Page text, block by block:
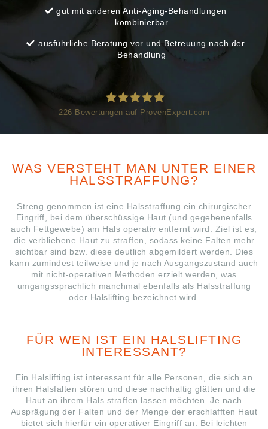
gut mit anderen Anti-Aging-Behandlungen
kombinierbar
ausführliche Beratung vor und Betreuung nach der
Behandlung
ÄSTHETIK IN DRESDEN
226 Bewertungen auf ProvenExpert.com
WAS VERSTEHT MAN UNTER EINER
HALSSTRAFFUNG?
Streng genommen ist eine Halsstraffung ein chirurgischer
Eingriff, bei dem überschüssige Haut (und gegebenenfalls
auch Fettgewebe) am Hals operativ entfernt wird. Ziel ist es,
die verbliebene Haut zu straffen, sodass keine Falten mehr
sichtbar sind bzw. diese deutlich abgemildert werden. Dies
kann zumindest teilweise und je nach Ausgangszustand auch
mit nicht-operativen Methoden erzielt werden, was
umgangssprachlich manchmal ebenfalls als Halsstraffung
oder Halslifting bezeichnet wird.
FÜR WEN IST EIN HALSLIFTING
INTERESSANT?
Ein Halslifting ist interessant für alle Personen, die sich an
ihren Halsfalten stören und diese nachhaltig glätten und die
Haut an ihrem Hals straffen lassen möchten. Je nach
Ausprägung der Falten und der Menge der erschlafften Haut
bietet sich hierfür ein operativer Eingriff an. Bei leichten